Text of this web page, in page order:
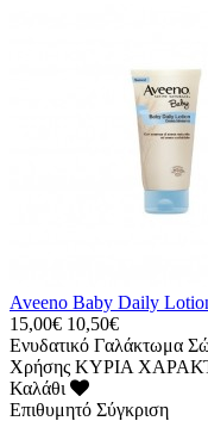
Aveeno Baby Daily
15,00€ 10,50€
Ενυδατικό Γαλάκτωμα
Χρήσης ΚΥΡΙΑ
Καλάθι
Επιθυμητό Σύγκριση